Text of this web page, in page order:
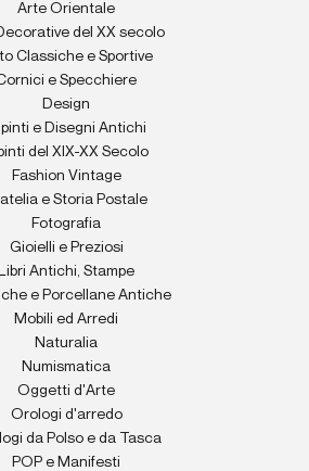
Arte Orientale
del XX secolo
Classiche e Sportive
e Specchiere
Design
e Disegni Antichi
del XIX-XX Secolo
Fashion Vintage
e Storia Postale
Fotografia
Gioielli e Preziosi
Libri Antichi, Stampe
e Porcellane Antiche
Mobili ed Arredi
Naturalia
Numismatica
Oggetti d'Arte
Orologi d'arredo
da Polso e da Tasca
POP e Manifesti